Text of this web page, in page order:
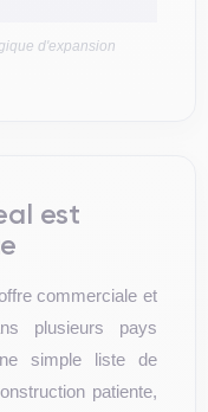
d'expansion
est
commerciale et
plusieurs pays
simple liste de
patiente,